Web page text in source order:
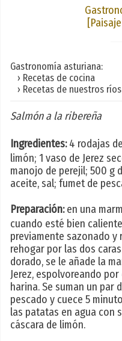
Gastronomía asturiana:
› Recetas de cocina
› Recetas de nuestros ríos
Salmón a la ribereña
Ingredientes:4 rodajas
limón; 1 vaso de Jerez
manojo de perejil; 500 g
aceite, sal; fumet de
Preparación:en una
cuando esté bien
previamente sazonado y
rehogar por las dos
dorado, se le añade la
Jerez, espolvoreando
harina. Se suman un par
pescado y cuece 5
las patatas en agua con
cáscara de limón.